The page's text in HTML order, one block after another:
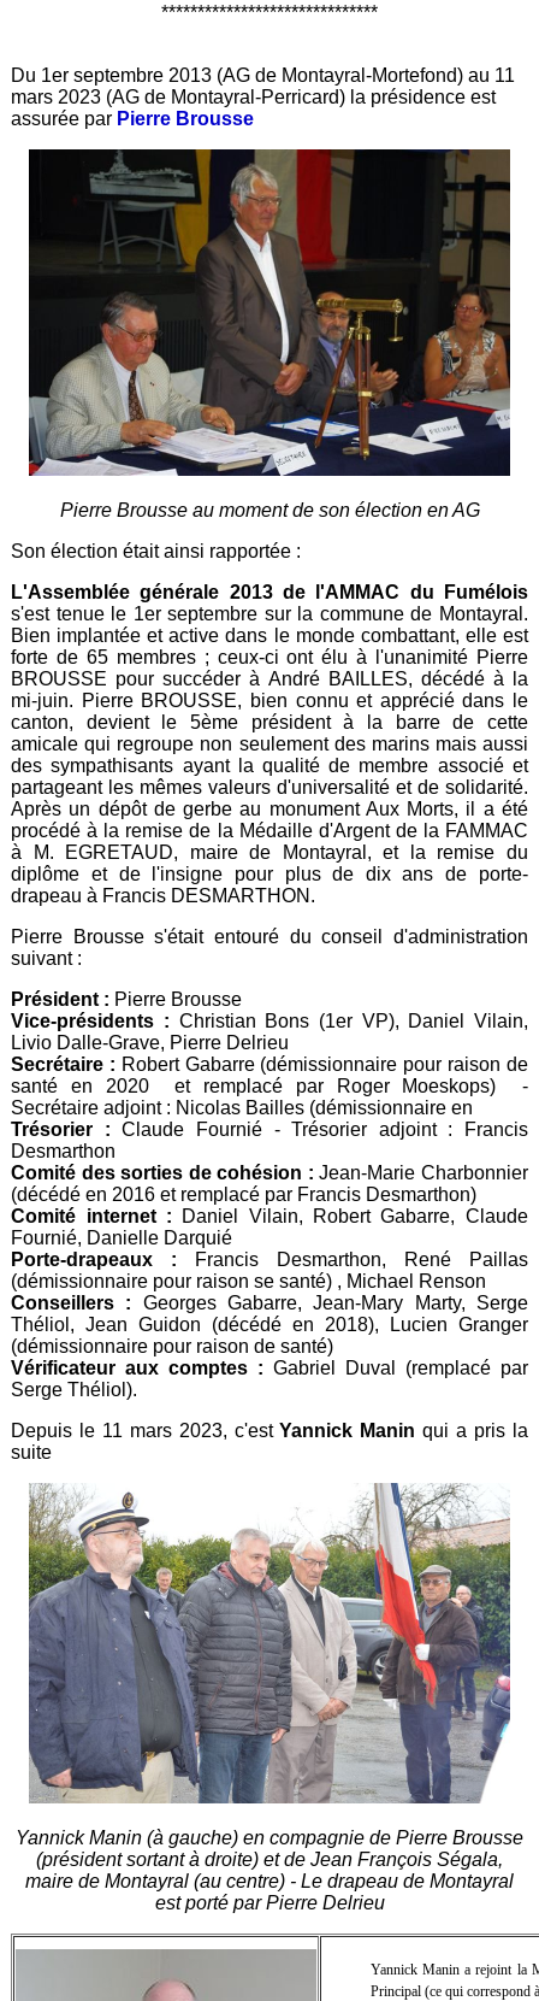
******************************
Du 1er septembre 2013 (AG de Montayral-Mortefond) au 11
mars 2023 (AG de Montayral-Perricard) la présidence est
assurée par Pierre Brousse
Pierre Brousse au moment de son élection en AG
Son élection était ainsi rapportée :
L'Assemblée générale 2013 de l'AMMAC du Fumélois
s'est tenue le 1er septembre sur la commune de Montayral.
Bien implantée et active dans le monde combattant, elle est
forte de 65 membres ; ceux-ci ont élu à l'unanimité Pierre
BROUSSE pour succéder à André BAILLES, décédé à la
mi-juin. Pierre BROUSSE, bien connu et apprécié dans le
canton, devient le 5ème président à la barre de cette
amicale qui regroupe non seulement des marins mais aussi
des sympathisants ayant la qualité de membre associé et
partageant les mêmes valeurs d'universalité et de solidarité.
Après un dépôt de gerbe au monument Aux Morts, il a été
procédé à la remise de la Médaille d'Argent de la FAMMAC
à M. EGRETAUD, maire de Montayral, et la remise du
diplôme et de l'insigne pour plus de dix ans de porte-
drapeau à Francis DESMARTHON.
Pierre Brousse s'était entouré du conseil d'administration
suivant :
Président : Pierre Brousse
Vice-présidents : Christian Bons (1er VP), Daniel Vilain,
Livio Dalle-Grave, Pierre Delrieu
Secrétaire : Robert Gabarre (démissionnaire pour raison de
santé en 2020 et remplacé par Roger Moeskops) -
Secrétaire adjoint : Nicolas Bailles (démissionnaire en
Trésorier : Claude Fournié - Trésorier adjoint : Francis
Desmarthon
Comité des sorties de cohésion :Jean-Marie Charbonnier
(décédé en 2016 et remplacé par Francis Desmarthon)
Comité internet : Daniel Vilain, Robert Gabarre, Claude
Fournié, Danielle Darquié
Porte-drapeaux : Francis Desmarthon, René Paillas
(démissionnaire pour raison se santé) , Michael Renson
Conseillers : Georges Gabarre, Jean-Mary Marty, Serge
Théliol, Jean Guidon (décédé en 2018), Lucien Granger
(démissionnaire pour raison de santé)
Vérificateur aux comptes : Gabriel Duval (remplacé par
Serge Théliol).
Depuis le 11 mars 2023, c'estYannick Manin qui a pris la
suite
Yannick Manin (à gauche) en compagnie de Pierre Brousse
(président sortant à droite) et de Jean François Ségala,
maire de Montayral (au centre) - Le drapeau de Montayral
est porté par Pierre Delrieu
Yannick Manin a rejoint la
Principal (ce qui correspond